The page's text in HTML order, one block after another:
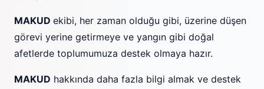
MAKUD ekibi, her zaman olduğu gibi, üzerine düşen
görevi yerine getirmeye ve yangın gibi doğal
afetlerde toplumumuza destek olmaya hazır.
MAKUD hakkında daha fazla bilgi almak ve destek